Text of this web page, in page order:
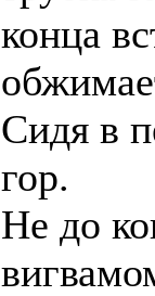
конца
Сидя в
гор.
Не до